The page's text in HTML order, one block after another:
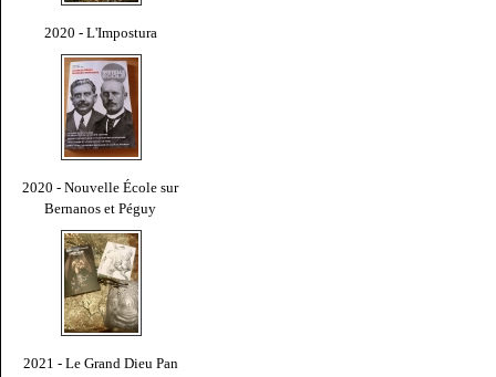
2020 - L'Impostura
2020 - Nouvelle École sur
Bernanos et Péguy
2021 - Le Grand Dieu Pan